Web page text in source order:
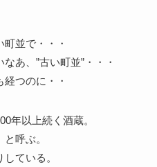
並で・・・
あ、”古い町並”・・・
つのに・・
年以上続く酒蔵。
呼ぶ。
ている。